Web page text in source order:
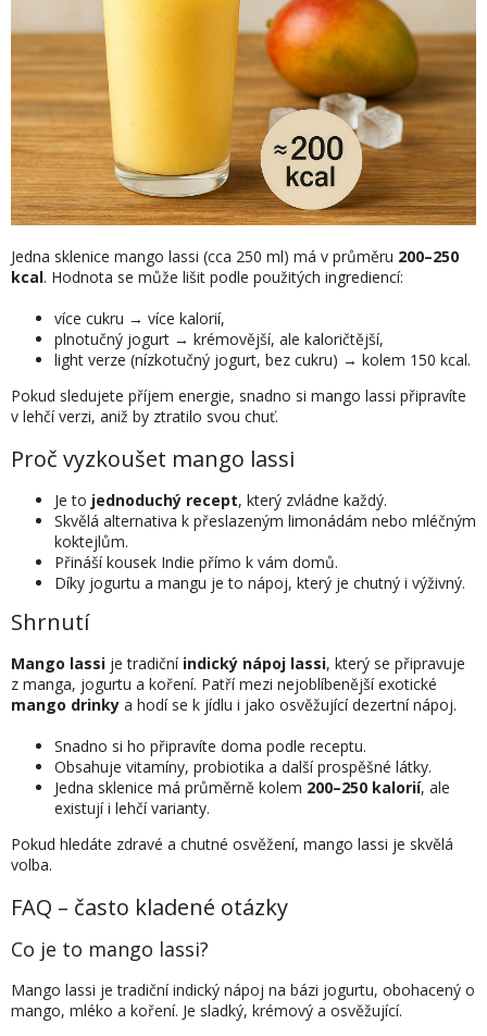
Jedna sklenice mango lassi (cca 250 ml) má v průměru 200–250
kcal. Hodnota se může lišit podle použitých ingrediencí:
více cukru → více kalorií,
plnotučný jogurt → krémovější, ale kaloričtější,
light verze (nízkotučný jogurt, bez cukru) → kolem 150 kcal.
Pokud sledujete příjem energie, snadno si mango lassi připravíte
v lehčí verzi, aniž by ztratilo svou chuť.
Proč vyzkoušet mango lassi
Je to jednoduchý recept, který zvládne každý.
Skvělá alternativa k přeslazeným limonádám nebo mléčným
koktejlům.
Přináší kousek Indie přímo k vám domů.
Díky jogurtu a mangu je to nápoj, který je chutný i výživný.
Shrnutí
Mango lassi je tradiční indický nápoj lassi, který se připravuje
z manga, jogurtu a koření. Patří mezi nejoblíbenější exotické
mango drinky a hodí se k jídlu i jako osvěžující dezertní nápoj.
Snadno si ho připravíte doma podle receptu.
Obsahuje vitamíny, probiotika a další prospěšné látky.
Jedna sklenice má průměrně kolem 200–250 kalorií, ale
existují i lehčí varianty.
Pokud hledáte zdravé a chutné osvěžení, mango lassi je skvělá
volba.
FAQ – často kladené otázky
Co je to mango lassi?
Mango lassi je tradiční indický nápoj na bázi jogurtu, obohacený o
mango, mléko a koření. Je sladký, krémový a osvěžující.